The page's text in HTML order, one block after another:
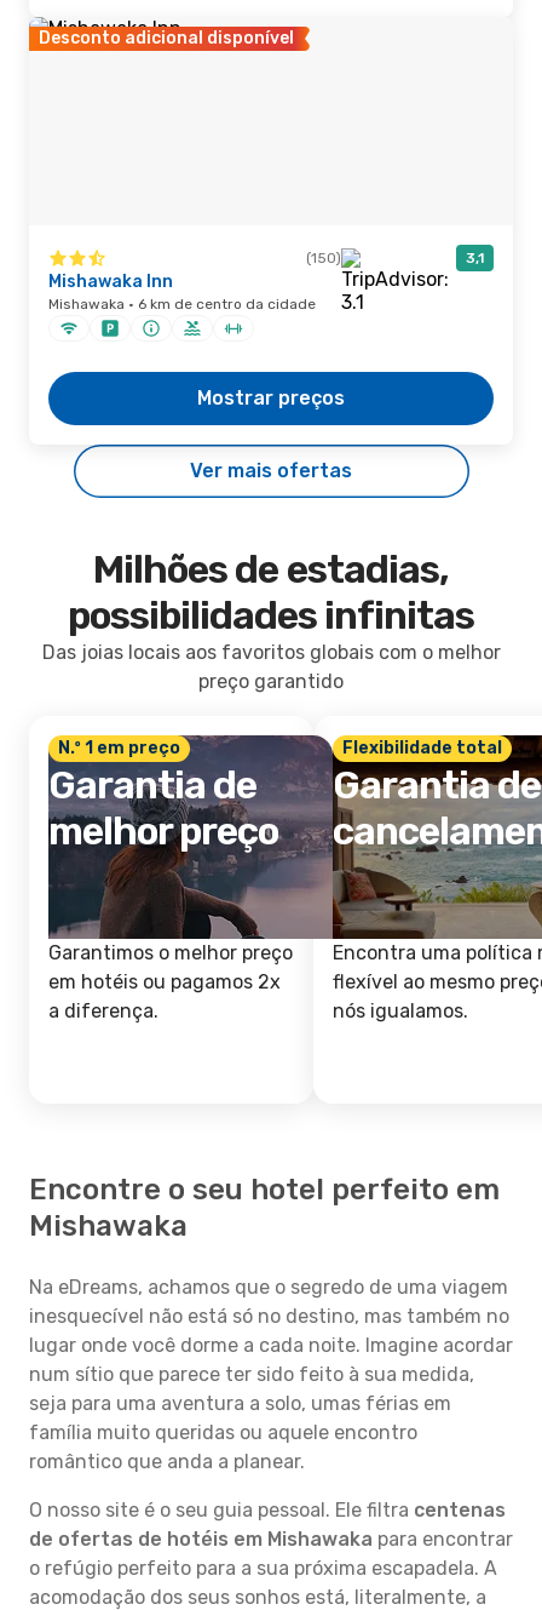
Desconto adicional disponível
(150) 3,1
Mishawaka Inn
Mishawaka · 6 km de centro da cidade
Mostrar preços
Ver mais ofertas
Milhões de estadias,
possibilidades infinitas
Das joias locais aos favoritos globais com o melhor
preço garantido
N.º 1 em preço
Garantia de
melhor preço
Garantimos o melhor preço
em hotéis ou pagamos 2x
a diferença.
Flexibilidade total
Garantia de
Encontra uma política
flexível ao mesmo
nós igualamos.
Encontre o seu hotel perfeito em
Mishawaka
Na eDreams, achamos que o segredo de uma viagem
inesquecível não está só no destino, mas também no
lugar onde você dorme a cada noite. Imagine acordar
num sítio que parece ter sido feito à sua medida,
seja para uma aventura a solo, umas férias em
família muito queridas ou aquele encontro
romântico que anda a planear.
O nosso site é o seu guia pessoal. Ele filtra centenas
de ofertas de hotéis em Mishawaka para encontrar
o refúgio perfeito para a sua próxima escapadela. A
acomodação dos seus sonhos está, literalmente, a